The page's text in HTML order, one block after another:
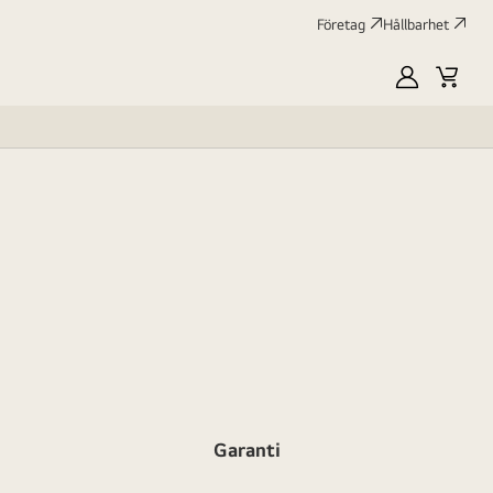
Företag Hållbarhet
MyLG
Garanti